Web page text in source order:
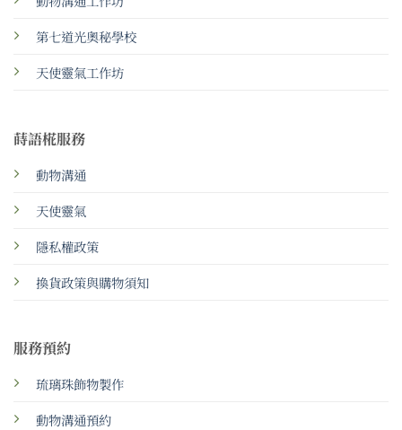
第七道光奧秘學校
天使靈氣工作坊
蒔語椛服務
動物溝通
天使靈氣
隱私權政策
換貨政策與購物須知
服務預約
琉璃珠飾物製作
動物溝通預約